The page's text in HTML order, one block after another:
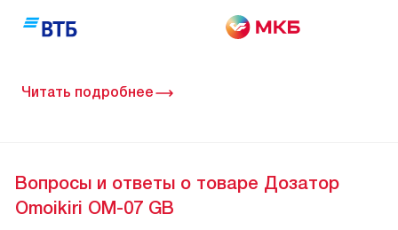
Читать подробнее
Вопросы и ответы о товаре Дозатор
Omoikiri OM-07 GB